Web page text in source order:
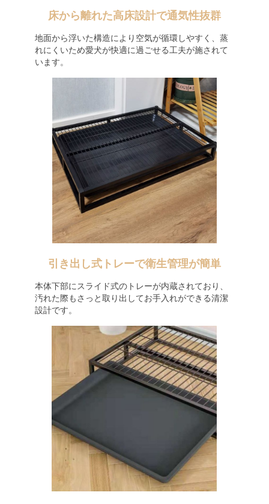
床から離れた高床設計で通気性抜群
地面から浮いた構造により空気が循環しやすく、蒸
れにくいため愛犬が快適に過ごせる工夫が施されて
います。
引き出し式トレーで衛生管理が簡単
本体下部にスライド式のトレーが内蔵されており、
汚れた際もさっと取り出してお手入れができる清潔
設計です。